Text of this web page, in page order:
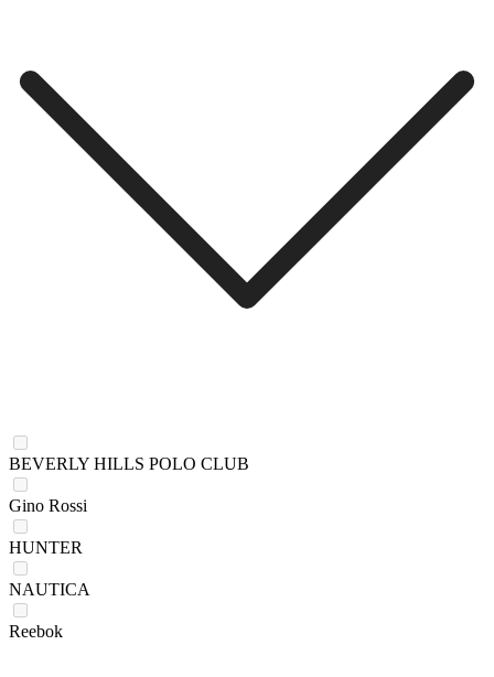
BEVERLY HILLS POLO CLUB
Gino Rossi
HUNTER
NAUTICA
Reebok